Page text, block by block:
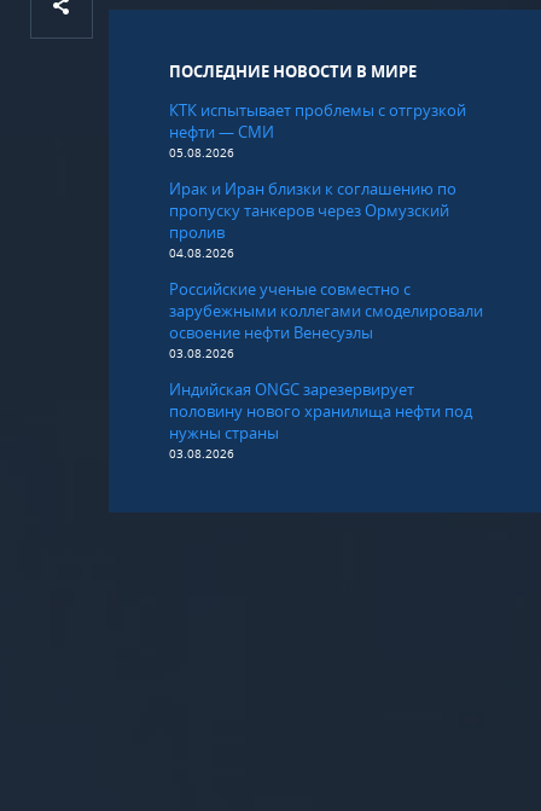
ПОСЛЕДНИЕ НОВОСТИ В МИРЕ
КТК испытывает проблемы с отгрузкой
нефти — СМИ
05.08.2026
Ирак и Иран близки к соглашению по
пропуску танкеров через Ормузский
пролив
04.08.2026
Российские ученые совместно с
зарубежными коллегами смоделировали
освоение нефти Венесуэлы
03.08.2026
Индийская ONGC зарезервирует
половину нового хранилища нефти под
нужны страны
03.08.2026